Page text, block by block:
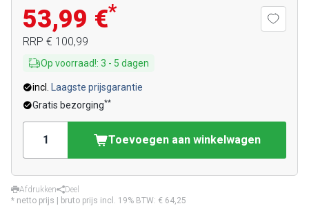
53,99 €*
RRP € 100,99
Op voorraad!: 3 - 5 dagen
incl.
Laagste prijsgarantie
Gratis bezorging**
Toevoegen aan winkelwagen
Afdrukken
Deel
* netto prijs | bruto prijs incl. 19% BTW: € 64,25